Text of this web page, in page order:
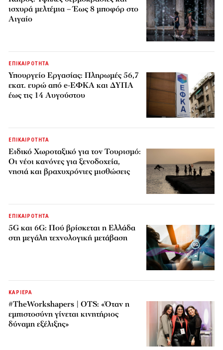
ισχυρά μελτέμια – Έως 8 μποφόρ στο
Αιγαίο
ΕΠΙΚΑΙΡΟΤΗΤΑ
Υπουργείο Εργασίας: Πληρωμές 56,7
εκατ. ευρώ από e-ΕΦΚΑ και ΔΥΠΑ
έως τις 14 Αυγούστου
ΕΠΙΚΑΙΡΟΤΗΤΑ
Ειδικό Χωροταξικό για τον Τουρισμό:
Οι νέοι κανόνες για ξενοδοχεία,
νησιά και βραχυχρόνιες μισθώσεις
ΕΠΙΚΑΙΡΟΤΗΤΑ
5G και 6G: Πού βρίσκεται η Ελλάδα
στη μεγάλη τεχνολογική μετάβαση
ΚΑΡΙΕΡΑ
#TheWorkshapers | OTS: «Όταν η
εμπιστοσύνη γίνεται κινητήριος
δύναμη εξέλιξης»